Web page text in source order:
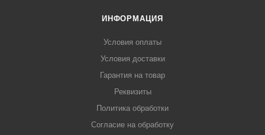
ИНФОРМАЦИЯ
Условия оплаты
Условия доставки
Гарантия на товар
Реквизиты
Политика обработки
Согласие на обработку